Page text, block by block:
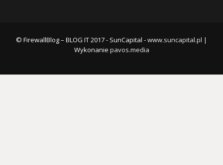
© FirewallBlog – BLOG IT 2017 - SunCapital -www.suncapital.pl |
Wykonanie pavos.media